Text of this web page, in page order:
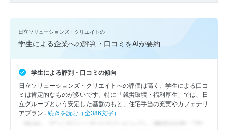
日立ソリューションズ・クリエイトの
学生による企業への評判・口コミをAIが要約
学生による評判・口コミの傾向
日立ソリューションズ・クリエイトへの評価は高く、学生による口コ
ミは肯定的なものが多いです。特に「就労環境・福利厚生」では、日
立グループという安定した基盤のもと、住宅手当の充実やカフェテリ
アプラン...続きを読む（全386文字）